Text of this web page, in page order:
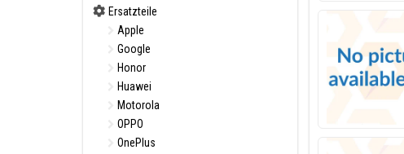
Ersatzteile
Apple
Google
Honor
Huawei
Motorola
OPPO
OnePlus